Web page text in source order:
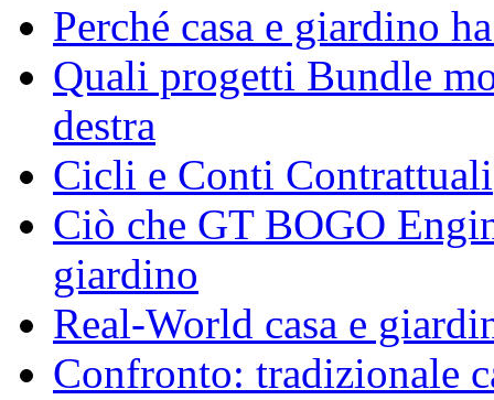
Perché casa e giardino
Quali progetti Bundle
destra
Cicli e Conti Contrattuali
Ciò che GT BOGO
giardino
Real-World casa e
Confronto: tradizionale